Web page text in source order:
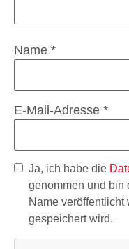
Name *
E-Mail-Adresse *
Ja, ich habe die
genommen und bin
Name
gespeichert wird.